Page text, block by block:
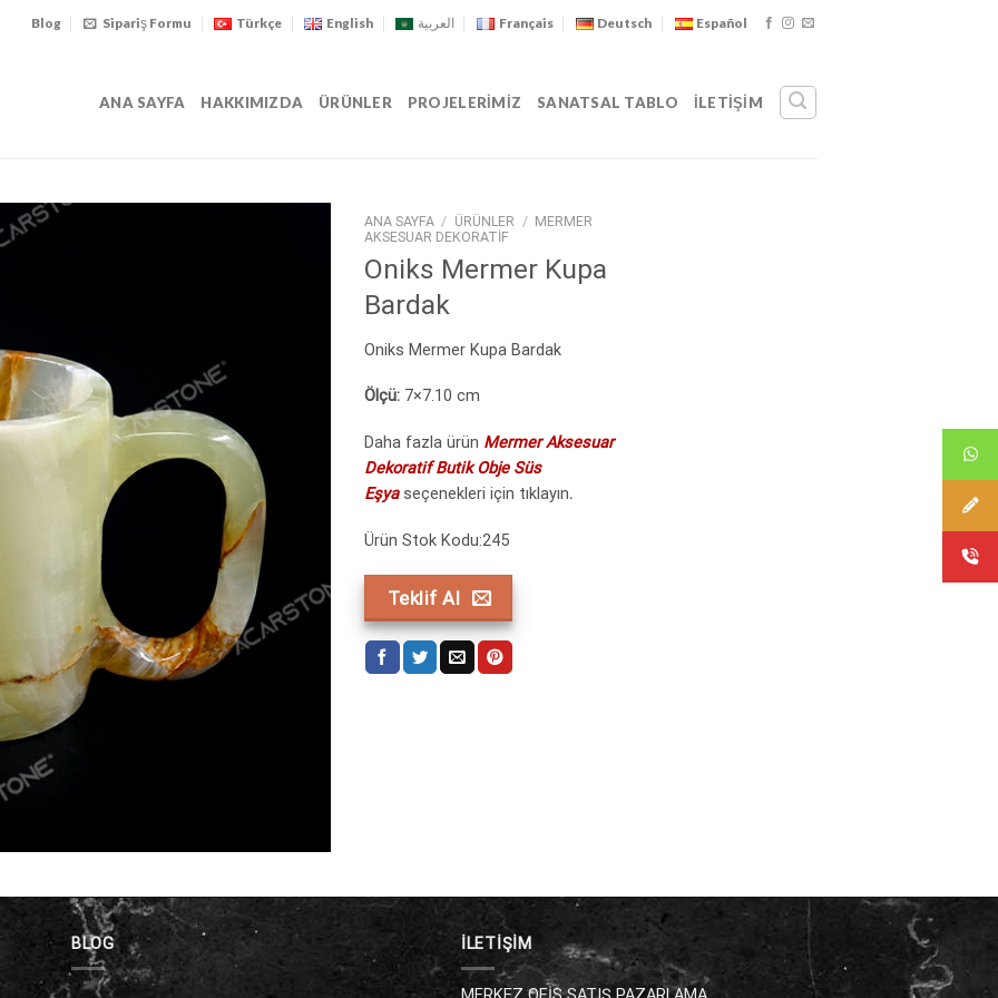
Blog Sipariş Formu Türkçe English العربية Français Deutsch Español
ANA SAYFA HAKKIMIZDA ÜRÜNLER PROJELERIMIZ SANATSAL TABLO İLETIŞIM
ANA SAYFA / ÜRÜNLER / MERMER
AKSESUAR DEKORATIF
Oniks Mermer Kupa
Bardak
Oniks Mermer Kupa Bardak
Ölçü:7×7.10 cm
Daha fazla ürün Mermer Aksesuar
Dekoratif Butik Obje Süs
Eşyaseçenekleri için tıklayın.
Ürün Stok Kodu:245
Teklif Al
BLOG İLETİŞİM